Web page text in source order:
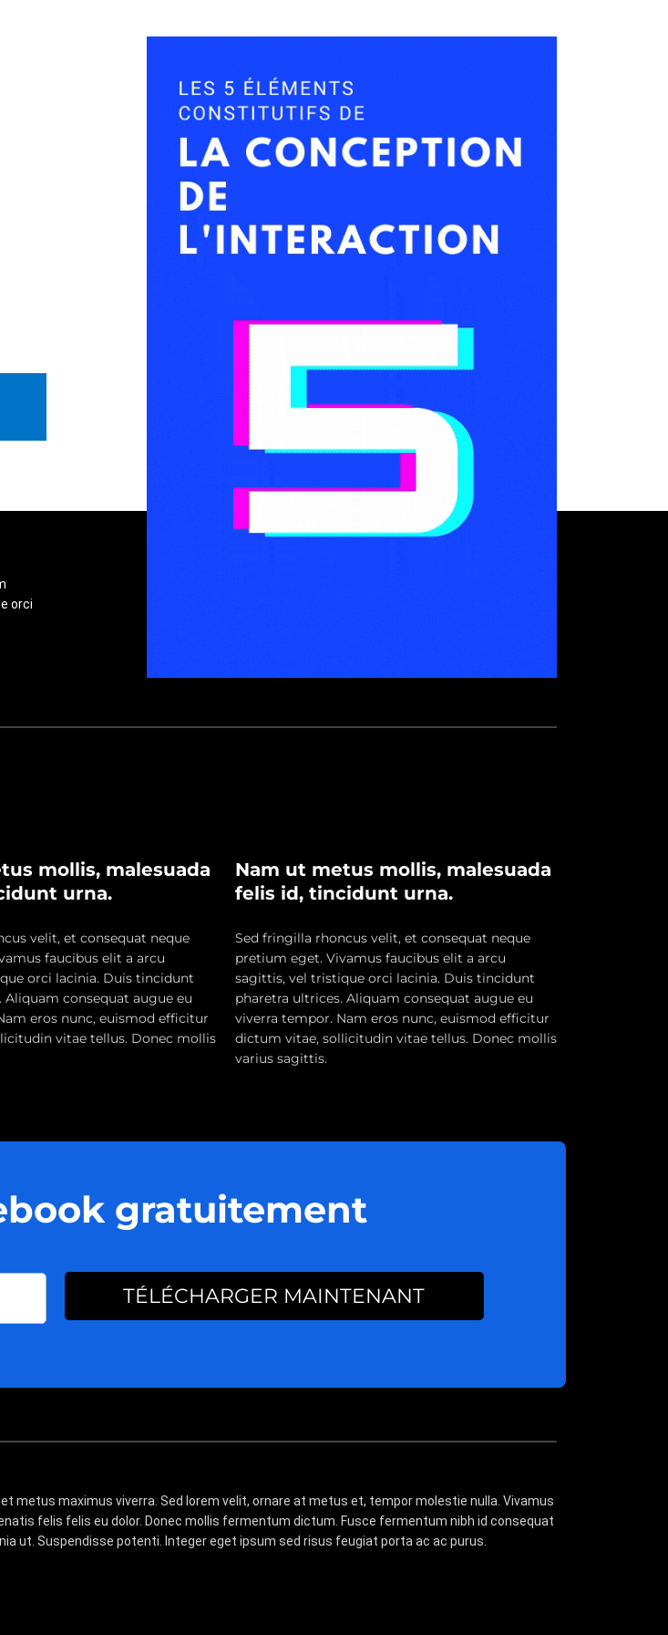
orci
mollis, malesuada
urna.
velit, et consequat neque
faucibus elit a arcu
orci lacinia. Duis tincidunt
Aliquam consequat augue eu
eros nunc, euismod efficitur
vitae tellus. Donec mollis
Nam ut metus mollis, malesuada
felis id, tincidunt urna.
Sed fringilla rhoncus velit, et consequat neque
pretium eget. Vivamus faucibus elit a arcu
sagittis, vel tristique orci lacinia. Duis tincidunt
pharetra ultrices. Aliquam consequat augue eu
viverra tempor. Nam eros nunc, euismod efficitur
dictum vitae, sollicitudin vitae tellus. Donec mollis
varius sagittis.
gratuitement
TÉLÉCHARGER MAINTENANT
metus maximus viverra. Sed lorem velit, ornare at metus et, tempor molestie nulla. Vivamus
felis felis eu dolor. Donec mollis fermentum dictum. Fusce fermentum nibh id consequat
ut. Suspendisse potenti. Integer eget ipsum sed risus feugiat porta ac ac purus.